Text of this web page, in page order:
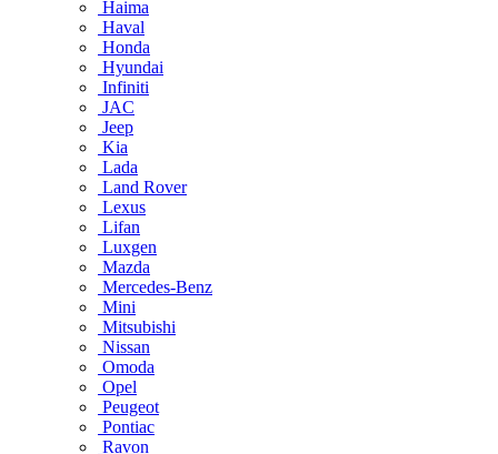
Haima
Haval
Honda
Hyundai
Infiniti
JAC
Jeep
Kia
Lada
Land Rover
Lexus
Lifan
Luxgen
Mazda
Mercedes-Benz
Mini
Mitsubishi
Nissan
Omoda
Opel
Peugeot
Pontiac
Ravon